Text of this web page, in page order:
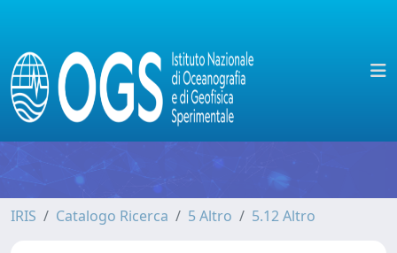
IRIS Catalogo Ricerca 5 Altro 5.12 Altro